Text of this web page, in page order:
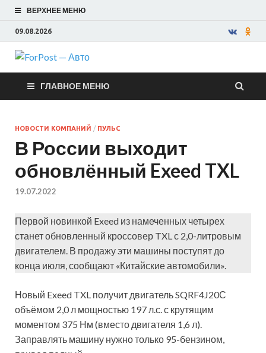
ВЕРХНЕЕ МЕНЮ
09.08.2026
ForPost —
Авто
ГЛАВНОЕ МЕНЮ
НОВОСТИ КОМПАНИЙ / ПУЛЬС
В России выходит
обновлённый Exeed TXL
19.07.2022
Первой новинкой Exeed из намеченных четырех
станет обновленный кроссовер TXL с 2,0-литровым
двигателем. В продажу эти машины поступят до
конца июля, сообщают «Китайские автомобили».
Новый Exeed TXL получит двигатель SQRF4J20С
объёмом 2,0 л мощностью 197 л.с. с крутящим
моментом 375 Нм (вместо двигателя 1,6 л).
Заправлять машину нужно только 95-бензином,